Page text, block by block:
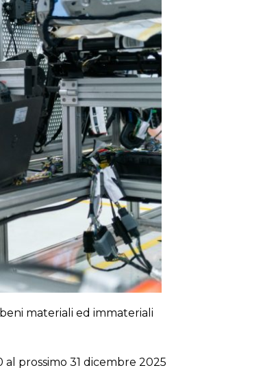
materiali ed immateriali
prossimo 31 dicembre 2025